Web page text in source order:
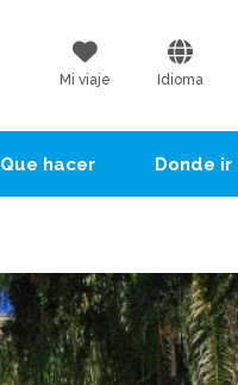
Mi viaje Idioma
Que hacer Donde ir